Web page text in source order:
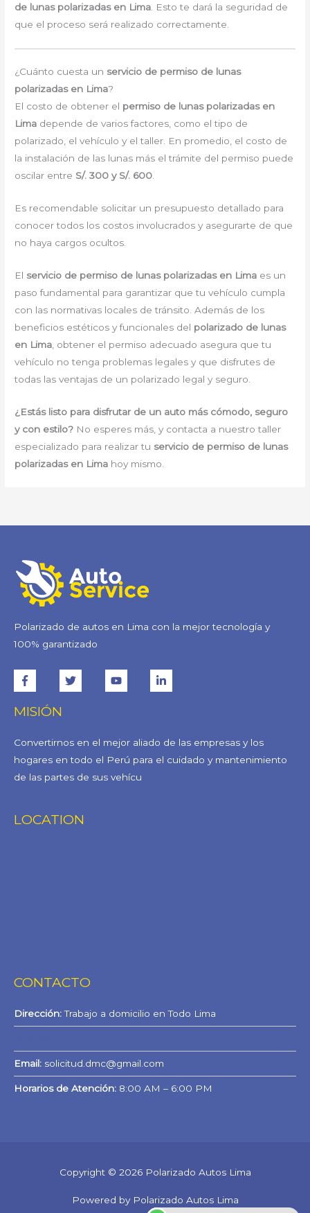
de lunas polarizadas en Lima . Esto te dará la seguridad de
que el proceso será realizado correctamente.
¿Cuánto cuesta un servicio de permiso de lunas
polarizadas en Lima?
El costo de obtener el permiso de lunas polarizadas en
Lima depende de varios factores, como el tipo de
polarizado, el vehículo y el taller. En promedio, el costo de
la instalación de las lunas más el trámite del permiso puede
oscilar entre S/. 300 y S/. 600.
Es recomendable solicitar un presupuesto detallado para
conocer todos los costos involucrados y asegurarte de que
no haya cargos ocultos.
El servicio de permiso de lunas polarizadas en Lima es un
paso fundamental para garantizar que tu vehículo cumpla
con las normativas locales de tránsito. Además de los
beneficios estéticos y funcionales del polarizado de lunas
en Lima , obtener el permiso adecuado asegura que tu
vehículo no tenga problemas legales y que disfrutes de
todas las ventajas de un polarizado legal y seguro.
¿Estás listo para disfrutar de un auto más cómodo, seguro
y con estilo? No esperes más, y contacta a nuestro taller
especializado para realizar tu servicio de permiso de lunas
polarizadas en Lima hoy mismo.
Polarizado de autos en Lima con la mejor tecnología y
100% garantizado
MISIÓN
Convertirnos en el mejor aliado de las empresas y los
hogares en todo el Perú para el cuidado y mantenimiento
de las partes de sus vehícu
LOCATION
CONTACTO
Dirección:Trabajo a domicilio en Todo Lima
Email: solicitud.dmc@gmail.com
Horarios de Atención: 8:00 AM – 6:00 PM
Copyright © 2026 Polarizado Autos Lima
Powered by Polarizado Autos Lima